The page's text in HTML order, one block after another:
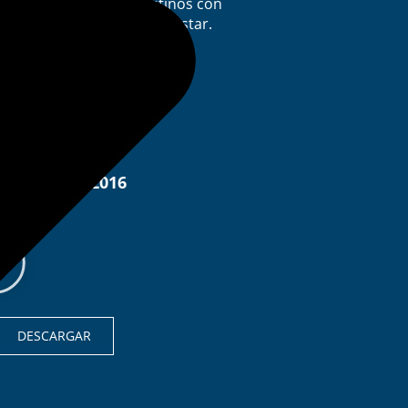
oferta de Turismo de Bienestar.
Termatalia 2016
DESCARGAR